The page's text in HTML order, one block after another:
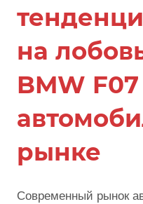
на
BMW
рынке
Современный рынок